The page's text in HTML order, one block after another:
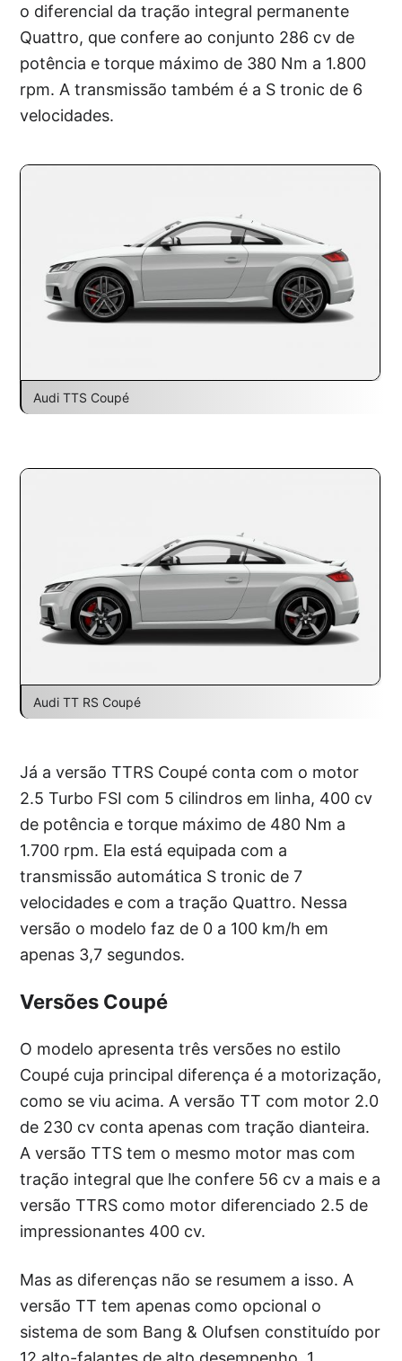
o diferencial da tração integral permanente
Quattro, que confere ao conjunto 286 cv de
potência e torque máximo de 380 Nm a 1.800
rpm. A transmissão também é a S tronic de 6
velocidades.
Audi TTS Coupé
Audi TT RS Coupé
Já a versão TTRS Coupé conta com o motor
2.5 Turbo FSI com 5 cilindros em linha, 400 cv
de potência e torque máximo de 480 Nm a
1.700 rpm. Ela está equipada com a
transmissão automática S tronic de 7
velocidades e com a tração Quattro. Nessa
versão o modelo faz de 0 a 100 km/h em
apenas 3,7 segundos.
Versões Coupé
O modelo apresenta três versões no estilo
Coupé cuja principal diferença é a motorização,
como se viu acima. A versão TT com motor 2.0
de 230 cv conta apenas com tração dianteira.
A versão TTS tem o mesmo motor mas com
tração integral que lhe confere 56 cv a mais e a
versão TTRS como motor diferenciado 2.5 de
impressionantes 400 cv.
Mas as diferenças não se resumem a isso. A
versão TT tem apenas como opcional o
sistema de som Bang & Olufsen constituído por